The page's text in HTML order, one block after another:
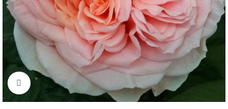
Click to enlarge